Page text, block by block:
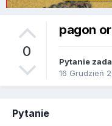
0
pagon
Pytanie
16 Grudzień
Pytanie